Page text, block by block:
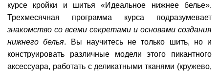
курсе кройки и шитья «Идеальное нижнее белье».
Трехмесячная программа курса подразумевает
знакомство со всеми секретами и основами создания
нижнего белья. Вы научитесь не только шить, но и
конструировать различные модели этого пикантного
аксессуара, работать с деликатными тканями (кружево,